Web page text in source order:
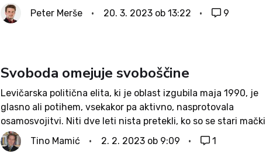
Pri tem pa ni povedal, da vse te, ki bi se podali na takšno
novo...
Peter Merše 20. 3. 2023 ob 13:22 9
Svoboda omejuje svoboščine
Levičarska politična elita, ki je oblast izgubila maja 1990, je
glasno ali potihem, vsekakor pa aktivno, nasprotovala
osamosvojitvi. Niti dve leti nista pretekli, ko so se stari mački
vrnili na oblast. Aprila 1992, nekaj tednov po
mednarodnemu priznanju nove države,...
Tino Mamić 2. 2. 2023 ob 9:09 1